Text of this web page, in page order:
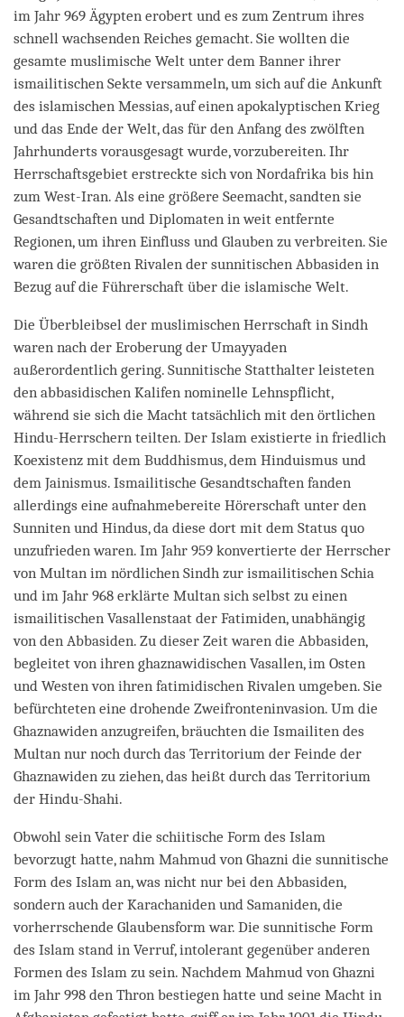
im Jahr 969 Ägypten erobert und es zum Zentrum ihres
schnell wachsenden Reiches gemacht. Sie wollten die
gesamte muslimische Welt unter dem Banner ihrer
ismailitischen Sekte versammeln, um sich auf die Ankunft
des islamischen Messias, auf einen apokalyptischen Krieg
und das Ende der Welt, das für den Anfang des zwölften
Jahrhunderts vorausgesagt wurde, vorzubereiten. Ihr
Herrschaftsgebiet erstreckte sich von Nordafrika bis hin
zum West-Iran. Als eine größere Seemacht, sandten sie
Gesandtschaften und Diplomaten in weit entfernte
Regionen, um ihren Einfluss und Glauben zu verbreiten. Sie
waren die größten Rivalen der sunnitischen Abbasiden in
Bezug auf die Führerschaft über die islamische Welt.
Die Überbleibsel der muslimischen Herrschaft in Sindh
waren nach der Eroberung der Umayyaden
außerordentlich gering. Sunnitische Statthalter leisteten
den abbasidischen Kalifen nominelle Lehnspflicht,
während sie sich die Macht tatsächlich mit den örtlichen
Hindu-Herrschern teilten. Der Islam existierte in friedlich
Koexistenz mit dem Buddhismus, dem Hinduismus und
dem Jainismus. Ismailitische Gesandtschaften fanden
allerdings eine aufnahmebereite Hörerschaft unter den
Sunniten und Hindus, da diese dort mit dem Status quo
unzufrieden waren. Im Jahr 959 konvertierte der Herrscher
von Multan im nördlichen Sindh zur ismailitischen Schia
und im Jahr 968 erklärte Multan sich selbst zu einen
ismailitischen Vasallenstaat der Fatimiden, unabhängig
von den Abbasiden. Zu dieser Zeit waren die Abbasiden,
begleitet von ihren ghaznawidischen Vasallen, im Osten
und Westen von ihren fatimidischen Rivalen umgeben. Sie
befürchteten eine drohende Zweifronteninvasion. Um die
Ghaznawiden anzugreifen, bräuchten die Ismailiten des
Multan nur noch durch das Territorium der Feinde der
Ghaznawiden zu ziehen, das heißt durch das Territorium
der Hindu-Shahi.
Obwohl sein Vater die schiitische Form des Islam
bevorzugt hatte, nahm Mahmud von Ghazni die sunnitische
Form des Islam an, was nicht nur bei den Abbasiden,
sondern auch der Karachaniden und Samaniden, die
vorherrschende Glaubensform war. Die sunnitische Form
des Islam stand in Verruf, intolerant gegenüber anderen
Formen des Islam zu sein. Nachdem Mahmud von Ghazni
im Jahr 998 den Thron bestiegen hatte und seine Macht in